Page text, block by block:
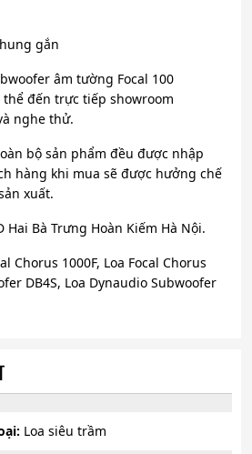
gắn
âm tường Focal 100
thể đến trực tiếp showroom
nghe thử.
bộ sản phẩm đều được nhập
hàng khi mua sẽ được hưởng chế
xuất.
Hai Bà Trưng Hoàn Kiếm Hà Nội.
Chorus 1000F, Loa Focal Chorus
DB4S, Loa Dynaudio Subwoofer
Loa siêu trầm